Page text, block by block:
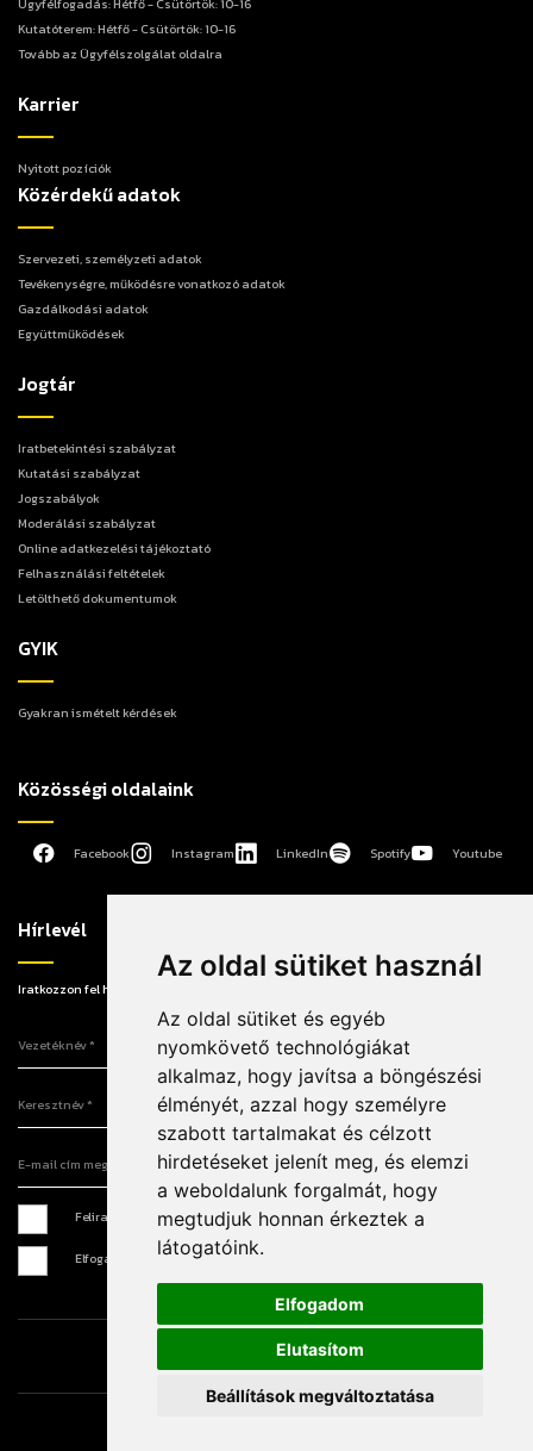
Az oldal sütiket használ
Az oldal sütiket és egyéb
nyomkövető technológiákat
alkalmaz, hogy javítsa a böngészési
élményét, azzal hogy személyre
szabott tartalmakat és célzott
hirdetéseket jelenít meg, és elemzi
a weboldalunk forgalmát, hogy
megtudjuk honnan érkeztek a
látogatóink.
Elfogadom
Elutasítom
Beállítások megváltoztatása
Kutatóterem: Hétfő - Csütörtök: 10-16
Tovább az Ügyfélszolgálat oldalra
Karrier
Nyitott pozíciók
Közérdekű adatok
Szervezeti, személyzeti adatok
Tevékenységre, működésre vonatkozó adatok
Gazdálkodási adatok
Együttműködések
Jogtár
Iratbetekintési szabályzat
Kutatási szabályzat
Jogszabályok
Moderálási szabályzat
Online adatkezelési tájékoztató
Felhasználási feltételek
Letölthető dokumentumok
GYIK
Gyakran ismételt kérdések
Közösségi oldalaink
Facebook Instagram LinkedIn Spotify Youtube
Hírlevél
Iratkozzon fel hírlevelünkre, hogy elsőként értesüljön a legújabb információkról!
Vezetéknév
Keresztnév
E-mail cím megadása
Feliratkozás hírlevélre *
Elfogadom az Adatkezelési tájékoztatót
SajtóImpresszum